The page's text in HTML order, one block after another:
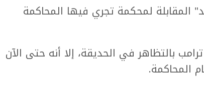
المقابلة لمحكمة تجري فيها المحاكمة
بالتظاهر في الحديقة، إلا أنه حتى الآن
المحاكمة.